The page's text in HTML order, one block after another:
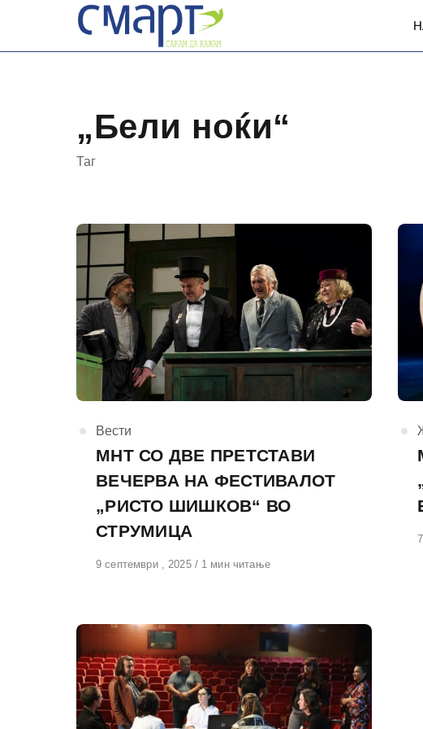
content
„Бели ноќи“
Таг
КАтегорија
Вести
МНТ СО ДВЕ ПРЕТСТАВИ
ВЕЧЕРВА НА ФЕСТИВАЛОТ
„РИСТО ШИШКОВ“ ВО
СТРУМИЦА
Објавено
9 септември , 2025 1 мин читање